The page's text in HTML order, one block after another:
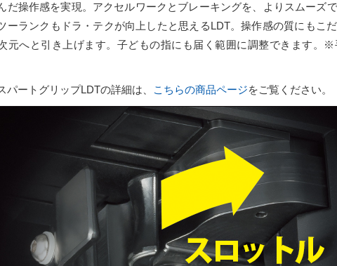
だ操作感を実現。アクセルワークとブレーキングを、よりスムーズ
ーランクもドラ・テクが向上したと思えるLDT。操作感の質にもこ
元へと引き上げます。子どもの指にも届く範囲に調整できます。※
パートグリップLDTの詳細は、 こちらの商品ページをご覧ください。